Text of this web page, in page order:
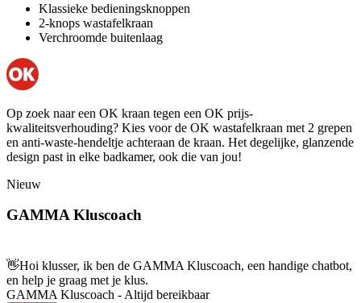
Klassieke bedieningsknoppen
2-knops wastafelkraan
Verchroomde buitenlaag
Op zoek naar een OK kraan tegen een OK prijs-
kwaliteitsverhouding? Kies voor de OK wastafelkraan met 2 grepen
en anti-waste-hendeltje achteraan de kraan. Het degelijke, glanzende
design past in elke badkamer, ook die van jou!
Nieuw
GAMMA Kluscoach
👋Hoi klusser, ik ben de GAMMA Kluscoach, een handige chatbot,
en help je graag met je klus.
GAMMA Kluscoach - Altijd bereikbaar